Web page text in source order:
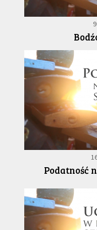
Podatność